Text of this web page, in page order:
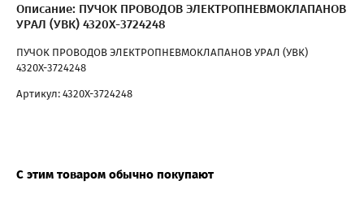
Описание: ПУЧОК ПРОВОДОВ ЭЛЕКТРОПНЕВМОКЛАПАНОВ
УРАЛ (УВК) 4320Х-3724248
ПУЧОК ПРОВОДОВ ЭЛЕКТРОПНЕВМОКЛАПАНОВ УРАЛ (УВК)
4320Х-3724248
Артикул: 4320Х-3724248
С этим товаром обычно покупают